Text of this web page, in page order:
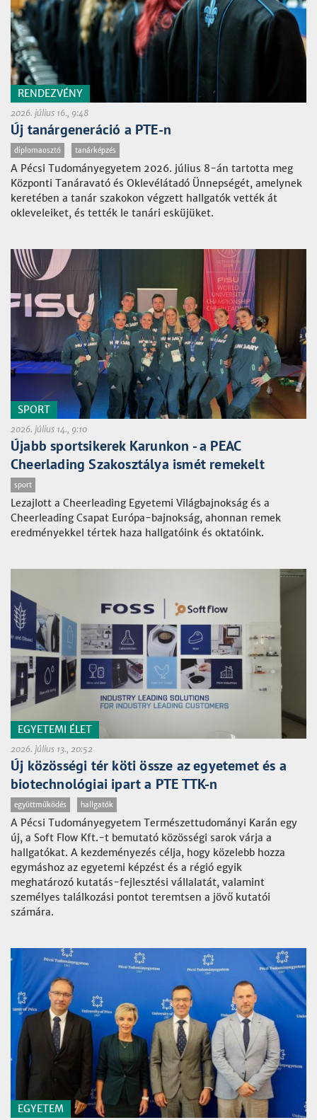
RENDEZVÉNY
2026. július 16., 9:48
Új tanárgeneráció a PTE-n
diplomaosztó tanárképzés
A Pécsi Tudományegyetem 2026. július 8-án tartotta meg
Központi Tanáravató és Oklevélátadó Ünnepségét, amelynek
keretében a tanár szakokon végzett hallgatók vették át
okleveleiket, és tették le tanári esküjüket.
SPORT
2026. július 14., 9:10
Újabb sportsikerek Karunkon - a PEAC
Cheerlading Szakosztálya ismét remekelt
sport
Lezajlott a Cheerleading Egyetemi Világbajnokság és a
Cheerleading Csapat Európa-bajnokság, ahonnan remek
eredményekkel tértek haza hallgatóink és oktatóink.
EGYETEMI ÉLET
2026. július 13., 20:52
Új közösségi tér köti össze az egyetemet és a
biotechnológiai ipart a PTE TTK-n
együttműködés hallgatók
A Pécsi Tudományegyetem Természettudományi Karán egy
új, a Soft Flow Kft.-t bemutató közösségi sarok várja a
hallgatókat. A kezdeményezés célja, hogy közelebb hozza
egymáshoz az egyetemi képzést és a régió egyik
meghatározó kutatás-fejlesztési vállalatát, valamint
személyes találkozási pontot teremtsen a jövő kutatói
számára.
EGYETEM